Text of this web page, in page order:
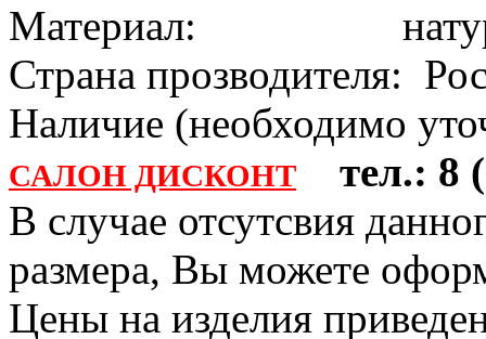
Материал:
Страна прозводителя:
Наличие (необходимо
САЛОН ДИСКОНТ
тел.: 8
В случае отсутсвия
размера, Вы можете
Цены на изделия